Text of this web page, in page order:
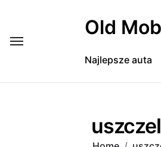
Old
Najlepsze auta